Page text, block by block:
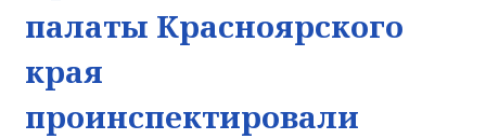
палаты Красноярского
края
проинспектировали